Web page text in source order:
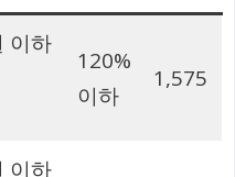
이하
120%
이하
1,575
이하